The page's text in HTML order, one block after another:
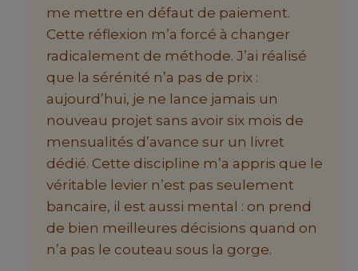
me mettre en défaut de paiement.
Cette réflexion m’a forcé à changer
radicalement de méthode. J’ai réalisé
que la sérénité n’a pas de prix :
aujourd’hui, je ne lance jamais un
nouveau projet sans avoir six mois de
mensualités d’avance sur un livret
dédié. Cette discipline m’a appris que le
véritable levier n’est pas seulement
bancaire, il est aussi mental : on prend
de bien meilleures décisions quand on
n’a pas le couteau sous la gorge.